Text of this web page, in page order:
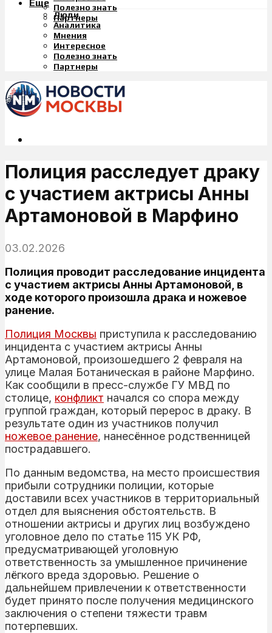
Полезно знать
Партнеры
Еще
Люди
Аналитика
Мнения
Интересное
Полезно знать
Партнеры
Полиция расследует драку
с участием актрисы Анны
Артамоновой в Марфино
03.02.2026
Полиция проводит расследование инцидента
с участием актрисы Анны Артамоновой, в
ходе которого произошла драка и ножевое
ранение.
Полиция Москвы приступила к расследованию
инцидента с участием актрисы Анны
Артамоновой, произошедшего 2 февраля на
улице Малая Ботаническая в районе Марфино.
Как сообщили в пресс-службе ГУ МВД по
столице, конфликт начался со спора между
группой граждан, который перерос в драку. В
результате один из участников получил
ножевое ранение, нанесённое родственницей
пострадавшего.
По данным ведомства, на место происшествия
прибыли сотрудники полиции, которые
доставили всех участников в территориальный
отдел для выяснения обстоятельств. В
отношении актрисы и других лиц возбуждено
уголовное дело по статье 115 УК РФ,
предусматривающей уголовную
ответственность за умышленное причинение
лёгкого вреда здоровью. Решение о
дальнейшем привлечении к ответственности
будет принято после получения медицинского
заключения о степени тяжести травм
потерпевших.